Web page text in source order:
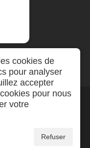
cookies de
pour analyser
accepter
pour nous
votre
Refuser